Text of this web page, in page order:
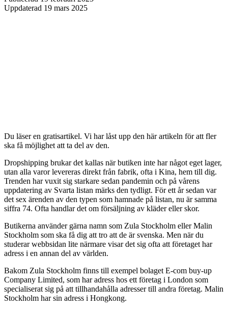
Uppdaterad 19 mars 2025
Du läser en gratisartikel. Vi har låst upp den här artikeln för att fler
ska få möjlighet att ta del av den.
Dropshipping brukar det kallas när butiken inte har något eget lager,
utan alla varor levereras direkt från fabrik, ofta i Kina, hem till dig.
Trenden har vuxit sig starkare sedan pandemin och på vårens
uppdatering av Svarta listan märks den tydligt. För ett år sedan var
det sex ärenden av den typen som hamnade på listan, nu är samma
siffra 74. Ofta handlar det om försäljning av kläder eller skor.
Butikerna använder gärna namn som Zula Stockholm eller Malin
Stockholm som ska få dig att tro att de är svenska. Men när du
studerar webbsidan lite närmare visar det sig ofta att företaget har
adress i en annan del av världen.
Bakom Zula Stockholm finns till exempel bolaget E-com buy-up
Company Limited, som har adress hos ett företag i London som
specialiserat sig på att tillhandahålla adresser till andra företag. Malin
Stockholm har sin adress i Hongkong.